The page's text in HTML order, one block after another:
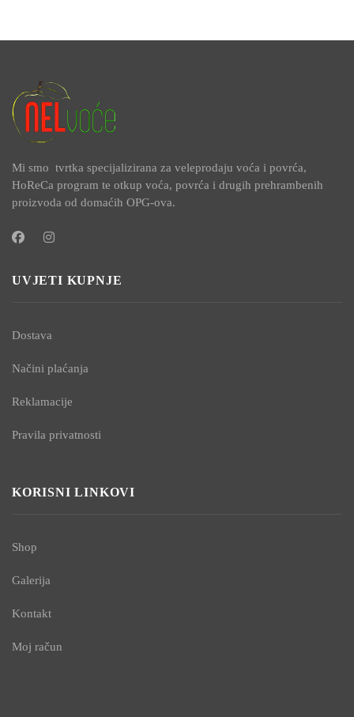
Mi smo tvrtka specijalizirana za veleprodaju voća i povrća,
HoReCa program te otkup voća, povrća i drugih prehrambenih
proizvoda od domaćih OPG-ova.
UVJETI KUPNJE
Dostava
Načini plaćanja
Reklamacije
Pravila privatnosti
KORISNI LINKOVI
Shop
Galerija
Kontakt
Moj račun